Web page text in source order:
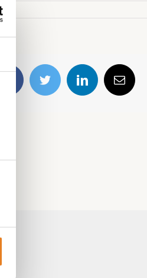
FacebookTwitter LinkedIn
E-
mail